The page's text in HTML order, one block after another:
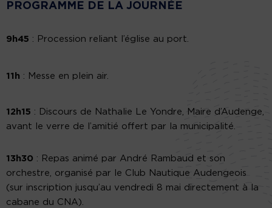
PROGRAMME DE LA JOURNÉE
9h45 : Procession reliant l’église au port.
11h : Messe en plein air.
12h15 : Discours de Nathalie Le Yondre, Maire d’Audenge,
avant le verre de l’amitié offert par la municipalité.
13h30 : Repas animé par André Rambaud et son
orchestre, organisé par le Club Nautique Audengeois
(sur inscription jusqu’au vendredi 8 mai directement à la
cabane du CNA).